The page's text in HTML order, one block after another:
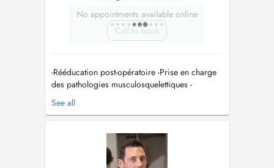
No appointments available online
Call to book
-Rééducation post-opératoire -Prise en charge
des pathologies musculosquelettiques -
Kinésithérapie post-traumatique -Kinésithérapie
du sport -Rééducation du système nerveux
Ondes de choc -Thérapie manuelle -Drainage
lymphatique manuel et pressothé...
See all